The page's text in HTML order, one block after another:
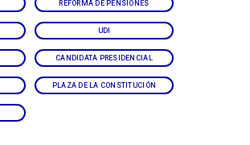
REFORMA DE PENSIONES
UDI
CANDIDATA PRESIDENCIAL
PLAZA DE LA CONSTITUCIÓN